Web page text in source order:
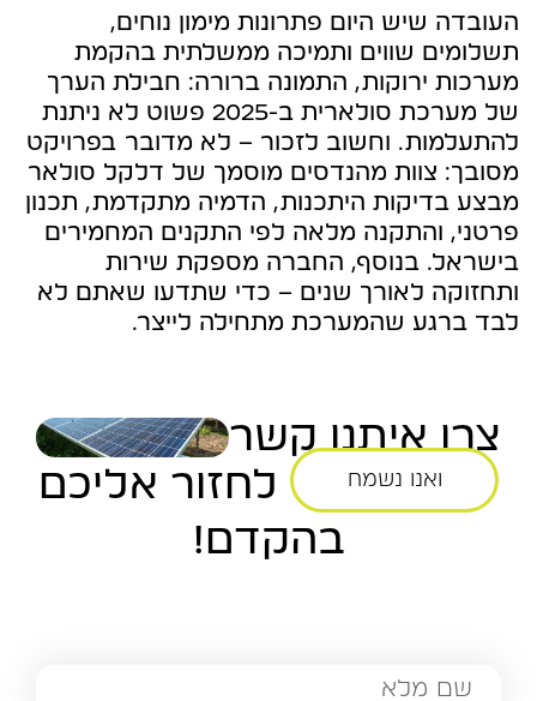
העובדה שיש היום פתרונות מימון נוחים,
תשלומים שווים ותמיכה ממשלתית בהקמת
מערכות ירוקות, התמונה ברורה: חבילת הערך
של מערכת סולארית ב-2025 פשוט לא ניתנת
להתעלמות. וחשוב לזכור – לא מדובר בפרויקט
מסובך: צוות מהנדסים מוסמך של דלקל סולאר
מבצע בדיקות היתכנות, הדמיה מתקדמת, תכנון
פרטני, והתקנה מלאה לפי התקנים המחמירים
בישראל. בנוסף, החברה מספקת שירות
ותחזוקה לאורך שנים – כדי שתדעו שאתם לא
לבד ברגע שהמערכת מתחילה לייצר.
צרו איתנו קשר
ואנו נשמח
לחזור אליכם
בהקדם!